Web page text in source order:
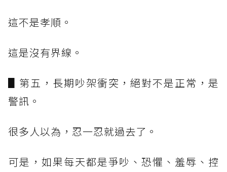
這不是孝順。
這是沒有界線。
▋第五，長期吵架衝突，絕對不是正常，是
警訊。
很多人以為，忍一忍就過去了。
可是，如果每天都是爭吵、恐懼、羞辱、控